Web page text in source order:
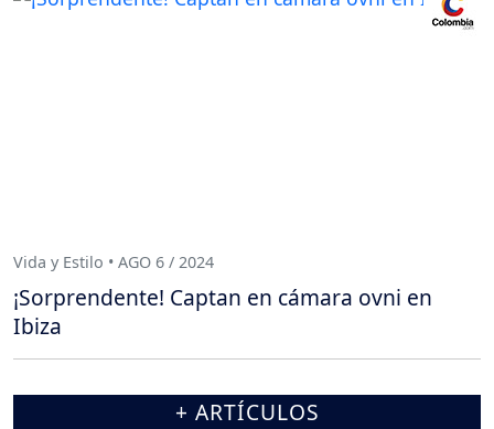
Vida y Estilo • AGO 6 / 2024
¡Sorprendente! Captan en cámara ovni en
Ibiza
+ ARTÍCULOS